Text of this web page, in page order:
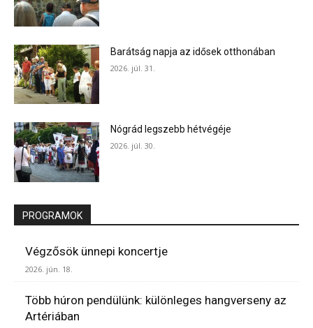
Barátság napja az idősek otthonában
2026. júl. 31.
Nógrád legszebb hétvégéje
2026. júl. 30.
PROGRAMOK
Végzősök ünnepi koncertje
2026. jún. 18.
Több húron pendülünk: különleges hangverseny az
Artériában